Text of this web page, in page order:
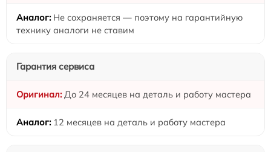
Не сохраняется — поэтому на гарантийную
технику аналоги не ставим
Гарантия сервиса
До 24 месяцев на деталь и работу мастера
12 месяцев на деталь и работу мастера